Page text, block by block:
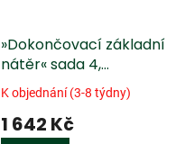
»Dokončovací základní
nátěr« sada 4,
vodoodpudivé voskové
leštidlo
K objednání (3-8 týdny)
1 642 Kč